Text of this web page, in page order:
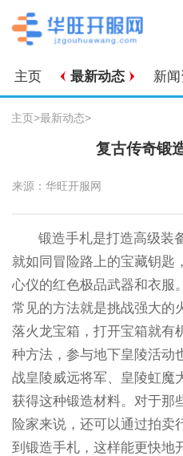
主页 最新动态 新
主页>最新动态>
复古传奇锻
来源：华旺开服网
锻造手札是打造高级装
就如同冒险路上的宝藏钥匙
心仪的红色极品武器和衣服
常见的方法就是挑战强大的
落火龙宝箱，打开宝箱就有
种方法，参与地下皇陵活动
战皇陵威远将军、皇陵虹魔
获得这种锻造材料。对于那
险家来说，还可以通过拍卖
到锻造手札，这样能更快地